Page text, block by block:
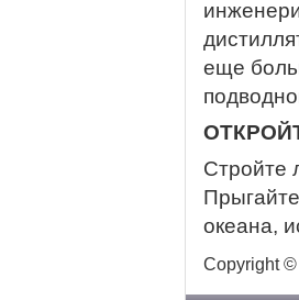
еще
Стройте
океана,
Copyright ©